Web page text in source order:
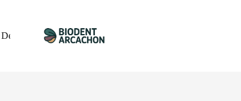
Décoration Travaux